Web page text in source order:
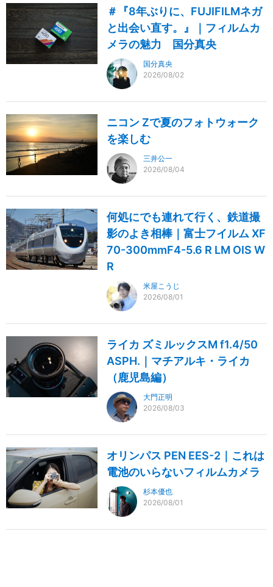
＃『8年ぶりに、FUJIFILMネガ
と出会い直す。』｜フィルムカ
メラの魅力 国分真央
国分真央
2026/08/02
ニコン Zで夏のフォトウォーク
を楽しむ
三井公一
2026/08/04
何処にでも連れて行く、鉄道撮
影のよき相棒｜富士フイルム XF
70-300mmF4-5.6 R LM OIS W
R
米屋こうじ
2026/08/01
ライカ ズミルックスM f1.4/50
ASPH.｜マチアルキ・ライカ
（鹿児島編）
大門正明
2026/08/03
オリンパス PEN EES-2｜これは
電池のいらないフィルムカメラ
杉本優也
2026/08/01